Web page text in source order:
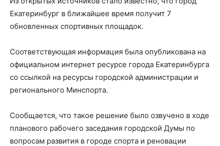
Екатеринбург в ближайшее время получит 7
обновленных спортивных площадок.
Соответствующая информация была опубликована на
официальном интернет ресурсе города Екатеринбурга
со ссылкой на ресурсы городской администрации и
регионального Минспорта.
Сообщается, что такое решение было озвучено в ходе
планового рабочего заседания городской Думы по
вопросам развития в городе спорта и реновации